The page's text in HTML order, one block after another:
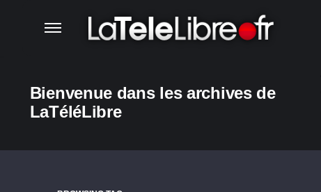
Bienvenue dans les archives de
LaTéléLibre